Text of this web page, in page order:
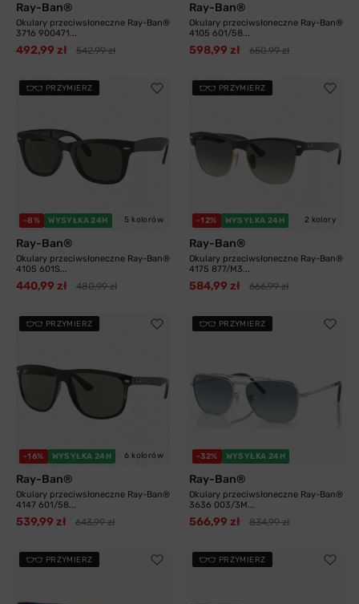
Ray-Ban®
Okulary przeciwsłoneczne Ray-Ban®
3716 900471...
492,99 zł 542,99 zł
Ray-Ban®
Okulary przeciwsłoneczne Ray-Ban®
4105 601/58...
598,99 zł 650,99 zł
PRZYMIERZ
-8% WYSYŁKA 24H 5 kolorów
Ray-Ban®
Okulary przeciwsłoneczne Ray-Ban®
4105 601S...
440,99 zł 480,99 zł
PRZYMIERZ
-12% WYSYŁKA 24H 2 kolory
Ray-Ban®
Okulary przeciwsłoneczne Ray-Ban®
4175 877/M3...
584,99 zł 666,99 zł
PRZYMIERZ
-16% WYSYŁKA 24H 6 kolorów
Ray-Ban®
Okulary przeciwsłoneczne Ray-Ban®
4147 601/58...
539,99 zł 643,99 zł
PRZYMIERZ
-32% WYSYŁKA 24H
Ray-Ban®
Okulary przeciwsłoneczne Ray-Ban®
3636 003/3M...
566,99 zł 834,99 zł
PRZYMIERZ PRZYMIERZ